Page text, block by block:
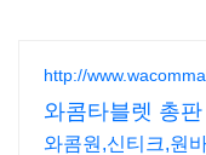
http://
와콤타블렛 총
입시 다양한 혜
와콤원,신티크,원